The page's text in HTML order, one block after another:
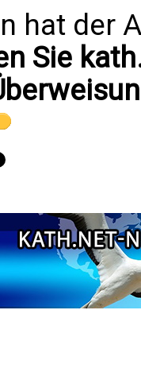
hat der
Sie